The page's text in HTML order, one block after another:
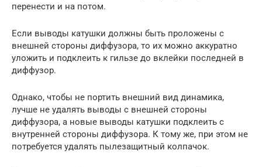
перенести и на потом.
Если выводы катушки должны быть проложены с
внешней стороны диффузора, то их можно аккуратно
уложить и подклеить к гильзе до вклейки последней в
диффузор.
Однако, чтобы не портить внешний вид динамика,
лучше не удалять выводы с внешней стороны
диффузора, а новые выводы катушки подклеить с
внутренней стороны диффузора. К тому же, при этом не
потребуется удалять пылезащитный колпачок.